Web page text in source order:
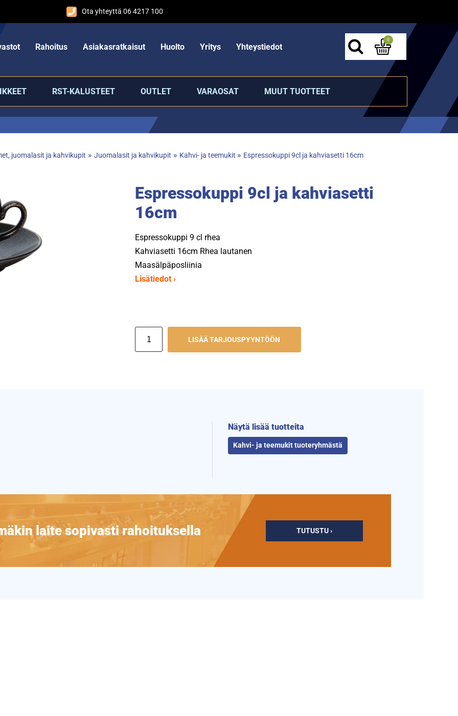
Ota yhteyttä 06 4217 100
Rahoitus Asiakasratkaisut Huolto Yritys Yhteystiedot
0
RST-KALUSTEET OUTLET VARAOSAT MUUT TUOTTEET
juomalasit ja kahvikupit » Juomalasit ja kahvikupit » Kahvi- ja teemukit » Espressokuppi 9cl ja kahviasetti 16cm
Espressokuppi 9cl ja kahviasetti
16cm
Espressokuppi 9 cl rhea
Kahviasetti 16cm Rhea lautanen
Maasälpäposliinia
Lisätiedot ›
LISÄÄ TARJOUSPYYNTÖÖN
Näytä lisää tuotteita
Kahvi- ja teemukit tuoteryhmästä
laite sopivasti rahoituksella TUTUSTU ›